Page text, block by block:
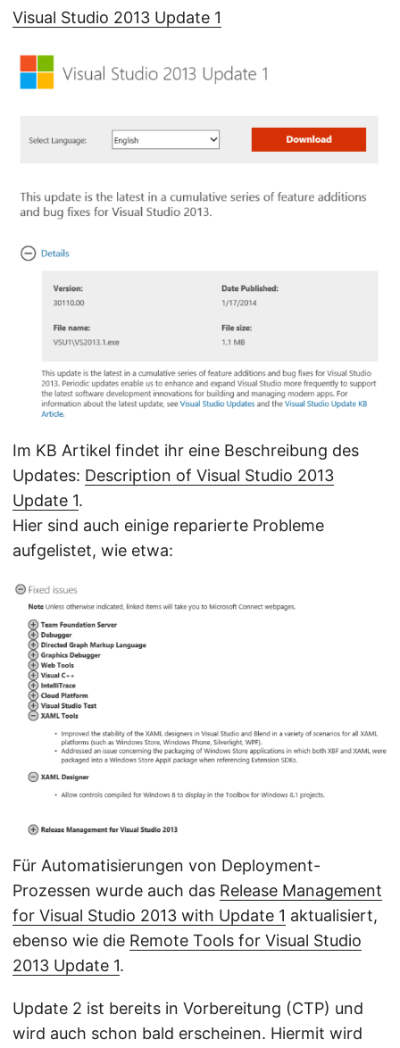
Visual Studio 2013 Update 1
Im KB Artikel findet ihr eine Beschreibung des
Updates: Description of Visual Studio 2013
Update 1.
Hier sind auch einige reparierte Probleme
aufgelistet, wie etwa:
Für Automatisierungen von Deployment-
Prozessen wurde auch das Release Management
for Visual Studio 2013 with Update 1 aktualisiert,
ebenso wie die Remote Tools for Visual Studio
2013 Update 1.
Update 2 ist bereits in Vorbereitung (CTP) und
wird auch schon bald erscheinen. Hiermit wird